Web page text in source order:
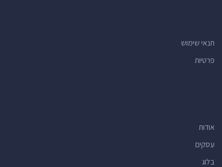
תנאי שימוש
פרטיות
אודות
עסקים
בלוג